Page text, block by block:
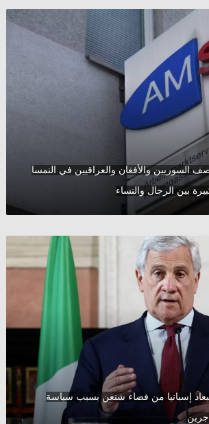
السوريين والأفغان والعراقيين في النمسا
بين الرجال والنساء
إسبانيا من فضاء شنغن بسبب سياسة